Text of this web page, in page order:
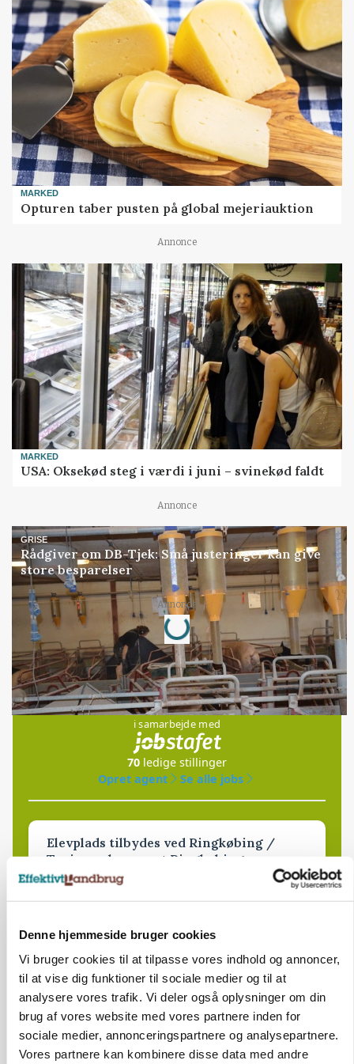
Denne hjemmeside bruger cookies
Vi bruger cookies til at tilpasse vores indhold og annoncer,
til at vise dig funktioner til sociale medier og til at
analysere vores trafik. Vi deler også oplysninger om din
brug af vores website med vores partnere inden for
sociale medier, annonceringspartnere og analysepartnere.
Vores partnere kan kombinere disse data med andre
MARKED
Opturen taber pusten på global mejeriauktion
Annonce
MARKED
USA: Oksekød steg i værdi i juni – svinekød faldt
Annonce
GRISE
Rådgiver om DB-Tjek: Små justeringer kan give
store besparelser
Annonce
Loading...
Jobs
i samarbejde med
70 ledige stillinger
Opret agent
Se alle jobs
Elevplads tilbydes ved Ringkøbing /
Trainee placement Ringkøbing
Grise
Rørlægger / håndmand søges til
dræn/entreprenørarbejde.
Anlæg Kloak